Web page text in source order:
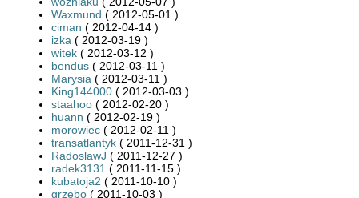
Waxmund ( 2012-05-01 )
ciman ( 2012-04-14 )
izka ( 2012-03-19 )
witek ( 2012-03-12 )
bendus ( 2012-03-11 )
Marysia ( 2012-03-11 )
King144000 ( 2012-03-03 )
staahoo ( 2012-02-20 )
huann ( 2012-02-19 )
morowiec ( 2012-02-11 )
transatlantyk ( 2011-12-31 )
RadoslawJ ( 2011-12-27 )
radek3131 ( 2011-11-15 )
kubatoja2 ( 2011-10-10 )
grzebo ( 2011-10-03 )